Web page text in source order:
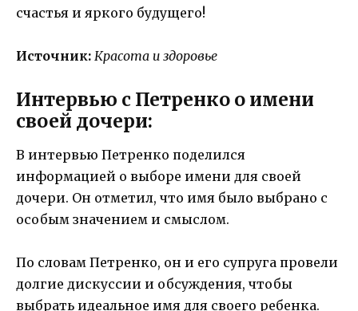
счастья и яркого будущего!
Источник: Красота и здоровье
Интервью с Петренко о имени
своей дочери:
В интервью Петренко поделился
информацией о выборе имени для своей
дочери. Он отметил, что имя было выбрано с
особым значением и смыслом.
По словам Петренко, он и его супруга провели
долгие дискуссии и обсуждения, чтобы
выбрать идеальное имя для своего ребенка.